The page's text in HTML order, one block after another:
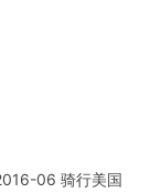
06 骑行美国